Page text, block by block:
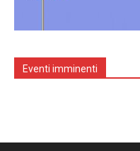
Eventi imminenti